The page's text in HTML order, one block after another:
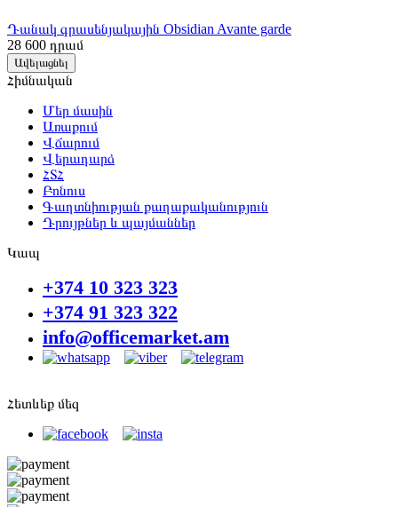
Դանակ գրասենյակային Obsidian Avante garde
28 600 դրամ
Ավելացնել
Հիմնական
Մեր մասին
Առաքում
Վճարում
Վերադարձ
ՀՏՀ
Բոնուս
Գաղտնիության քաղաքականություն
Դրույթներ և պայմաններ
Կապ
+374 10 323 323
+374 91 323 322
info@officemarket.am
Հետևեք մեզ